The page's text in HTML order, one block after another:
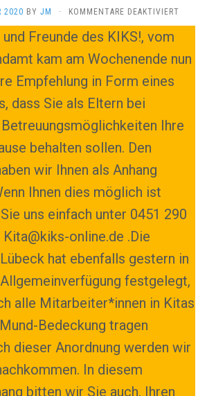
2020 BY JM · KOMMENTARE DEAKTIVIERT
FÜR
Freunde des KIKS!, vom
kam am Wochenende nun
Empfehlung in Form eines
dass Sie als Eltern bei
Ihre
behalten sollen. Den
wir Ihnen als Anhang
Ihnen dies möglich ist
uns einfach unter 0451 290
online.de .Die
hat ebenfalls gestern in
festgelegt,
alle Mitarbeiter*innen in Kitas
Bedeckung tragen
dieser Anordnung werden wir
In diesem
bitten wir Sie auch, Ihren